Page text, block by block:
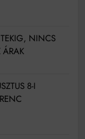
NINCS
8-I